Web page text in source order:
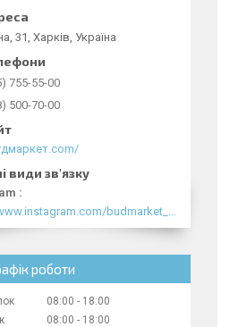
31, Харків, Україна
755-55-00
500-70-00
роботи
08:00
18:00
08:00
18:00